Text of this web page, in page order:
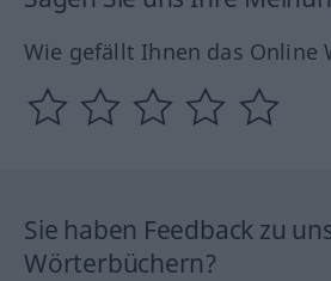
Wie gefällt Ihnen das Online
Sie haben Feedback zu
Wörterbüchern?